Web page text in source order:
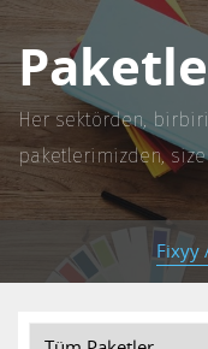
Her sektörden,
paketlerimizden,
Fixyy